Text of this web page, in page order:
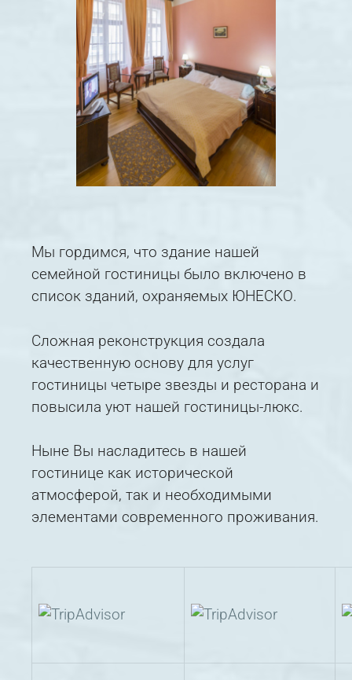
Мы гордимся, что здание нашей
семейной гостиницы было включено в
список зданий, охраняемых ЮНЕСКО.
Сложная реконструкция создала
качественную основу для услуг
гостиницы четыре звезды и ресторана и
повысила уют нашей гостиницы-люкс.
Ныне Вы насладитесь в нашей
гостинице как исторической
атмосферой, так и необходимыми
элементами современного проживания.